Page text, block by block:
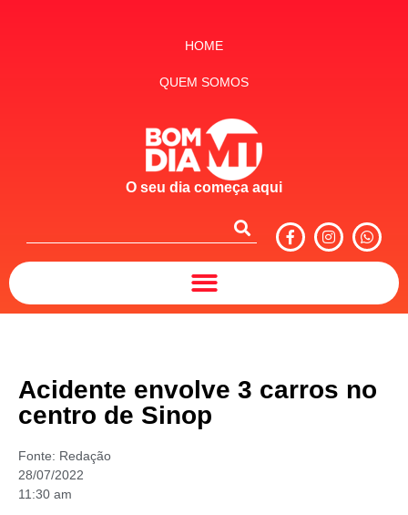
HOME
QUEM SOMOS
O seu dia começa aqui
Acidente envolve 3 carros no
centro de Sinop
Fonte: Redação
28/07/2022
11:30 am